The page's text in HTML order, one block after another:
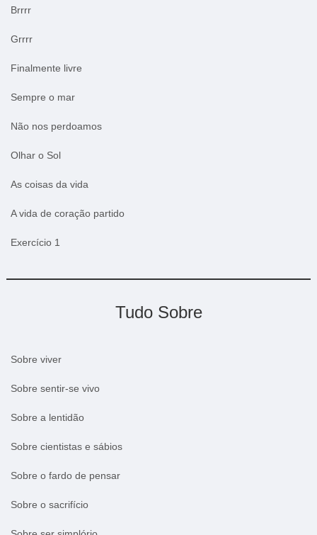
Brrrr
Grrrr
Finalmente livre
Sempre o mar
Não nos perdoamos
Olhar o Sol
As coisas da vida
A vida de coração partido
Exercício 1
Tudo Sobre
Sobre viver
Sobre sentir-se vivo
Sobre a lentidão
Sobre cientistas e sábios
Sobre o fardo de pensar
Sobre o sacrifício